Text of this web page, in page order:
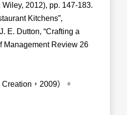
2012), pp. 147-183.
Kitchens”,
E. Dutton, “Crafting a
Management Review 26
，2009）。